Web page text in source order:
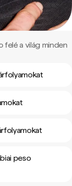
felé a világ minden
peso